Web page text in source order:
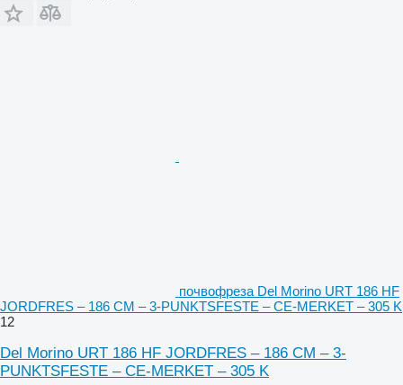
почвофреза Del Morino URT 186 HF
JORDFRES – 186 CM – 3-PUNKTSFESTE – CE-MERKET – 305 K
12
Del Morino URT 186 HF JORDFRES – 186 CM – 3-
PUNKTSFESTE – CE-MERKET – 305 K